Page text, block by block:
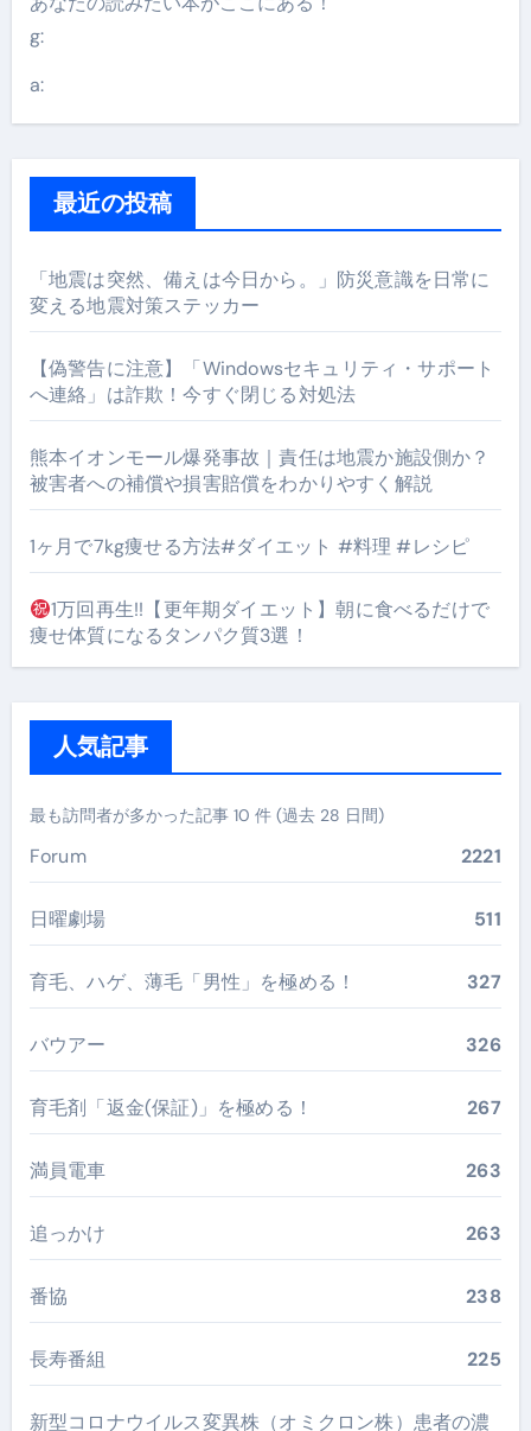
g:
a:
最近の投稿
「地震は突然、備えは今日から。」防災意識を日常に
変える地震対策ステッカー
【偽警告に注意】「Windowsセキュリティ・サポート
へ連絡」は詐欺！今すぐ閉じる対処法
熊本イオンモール爆発事故｜責任は地震か施設側か？
被害者への補償や損害賠償をわかりやすく解説
1ヶ月で7kg痩せる方法#ダイエット #料理 #レシピ
1万回再生!!【更年期ダイエット】朝に食べるだけで
痩せ体質になるタンパク質3選！
人気記事
最も訪問者が多かった記事 10 件 (過去 28 日間)
Forum 2221
日曜劇場 511
育毛、ハゲ、薄毛「男性」を極める！ 327
バウアー 326
育毛剤「返金(保証)」を極める！ 267
満員電車 263
追っかけ 263
番協 238
長寿番組 225
新型コロナウイルス変異株（オミクロン株）患者の濃